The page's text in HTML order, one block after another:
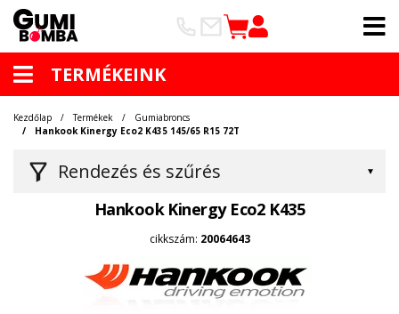
TERMÉKEINK
Rendezés és szűrés
Kezdőlap Termékek
Gumiabroncs
Hankook Kinergy Eco2 K435 145/65 R15 72T
Hankook Kinergy Eco2 K435
cikkszám: 20064643